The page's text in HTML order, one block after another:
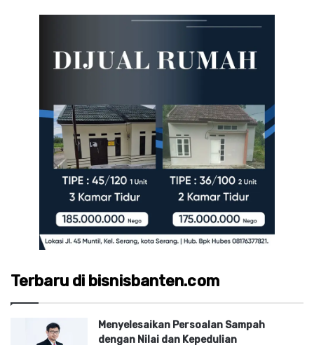
Terbaru di bisnisbanten.com
Menyelesaikan Persoalan Sampah
dengan Nilai dan Kepedulian